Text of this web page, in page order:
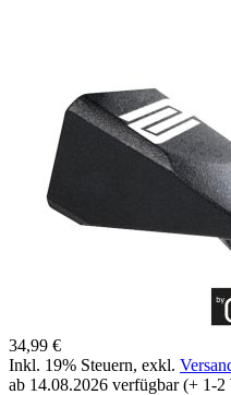
34,99 €
Inkl. 19% Steuern, exkl.
ab 14.08.2026 verfügbar (+ 1-